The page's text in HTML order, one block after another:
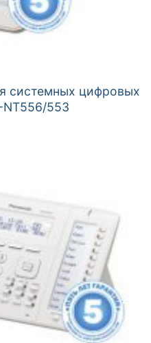
системных цифровых
NT556/553